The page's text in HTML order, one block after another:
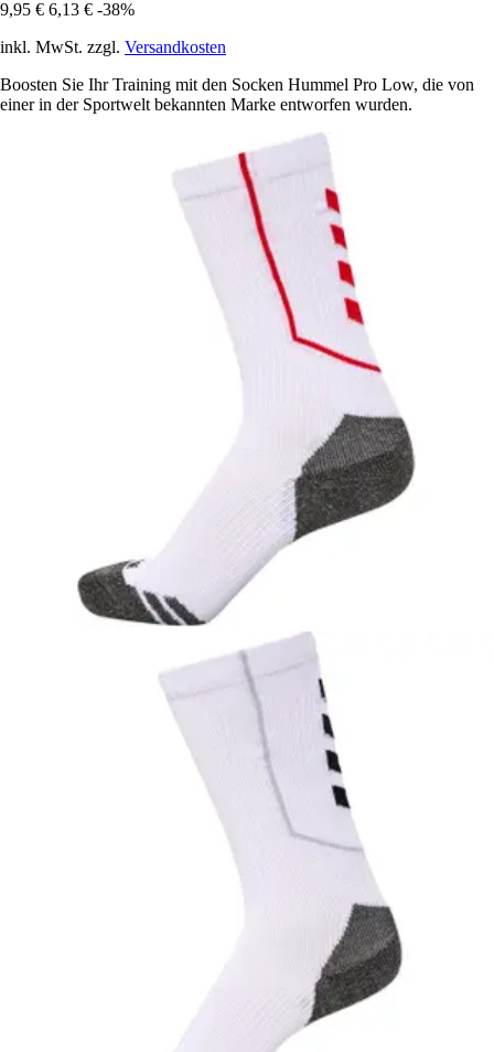
9,95 € 6,13 € -38%
inkl. MwSt. zzgl. Versandkosten
Boosten Sie Ihr Training mit den Socken Hummel Pro Low, die von
einer in der Sportwelt bekannten Marke entworfen wurden.